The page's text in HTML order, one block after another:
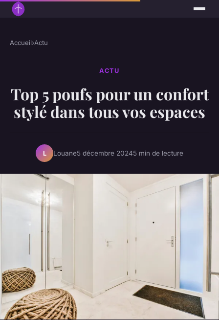
Accueil›Actu
ACTU
Top 5 poufs pour un confort
stylé dans tous vos espaces
L Louane5 décembre 20245 min de lecture